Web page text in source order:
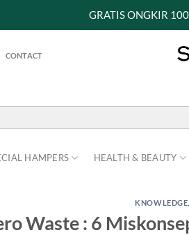
GRATIS ONGKIR
CONTACT
HAMPERS HEALTH & BEAUTY
KNOWLEDGE
Waste : 6